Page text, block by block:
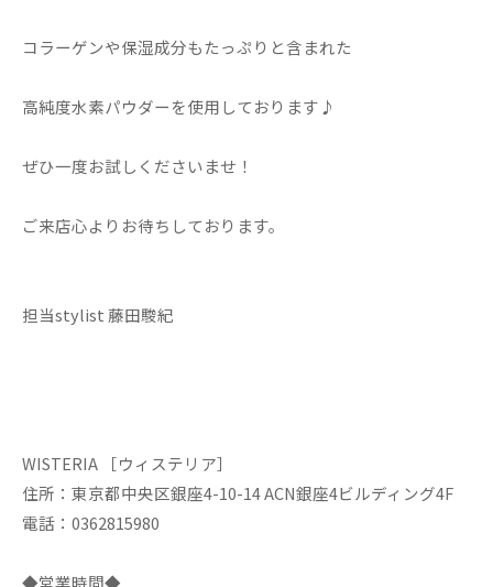
コラーゲンや保湿成分もたっぷりと含まれた
高純度水素パウダーを使用しております♪
ぜひ一度お試しくださいませ！
ご来店心よりお待ちしております。
担当stylist 藤田駿紀
WISTERIA ［ウィステリア］
住所：東京都中央区銀座4-10-14 ACN銀座4ビルディング4F
電話：0362815980
◆営業時間◆